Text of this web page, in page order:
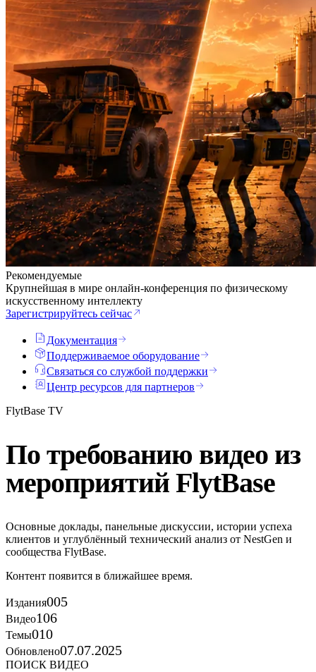
Рекомендуемые
Крупнейшая в мире онлайн-конференция по физическому
искусственному интеллекту
Зарегистрируйтесь сейчас
Документация
Поддерживаемое оборудование
Связаться со службой поддержки
Центр ресурсов для партнеров
FlytBase TV
По требованию видео из
мероприятий FlytBase
Основные доклады, панельные дискуссии, истории успеха
клиентов и углублённый технический анализ от NestGen и
сообщества FlytBase.
Контент появится в ближайшее время.
Издания005
Видео106
Темы010
Обновлено07.07.2025
ПОИСК ВИДЕО